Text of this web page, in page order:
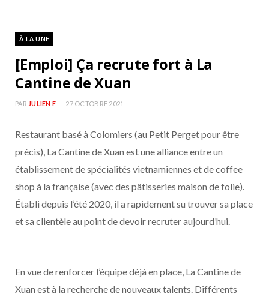
À LA UNE
[Emploi] Ça recrute fort à La
Cantine de Xuan
PAR JULIEN F 27 OCTOBRE 2021
Restaurant basé à Colomiers (au Petit Perget pour être
précis), La Cantine de Xuan est une alliance entre un
établissement de spécialités vietnamiennes et de coffee
shop à la française (avec des pâtisseries maison de folie).
Établi depuis l’été 2020, il a rapidement su trouver sa place
et sa clientèle au point de devoir recruter aujourd’hui.
En vue de renforcer l’équipe déjà en place, La Cantine de
Xuan est à la recherche de nouveaux talents. Différents